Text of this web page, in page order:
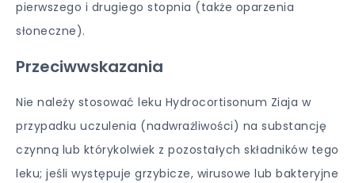
pierwszego i drugiego stopnia (także oparzenia
słoneczne).
Przeciwwskazania
Nie należy stosować leku Hydrocortisonum Ziaja w
przypadku uczulenia (nadwrażliwości) na substancję
czynną lub którykolwiek z pozostałych składników tego
leku; jeśli występuje grzybicze, wirusowe lub bakteryjne